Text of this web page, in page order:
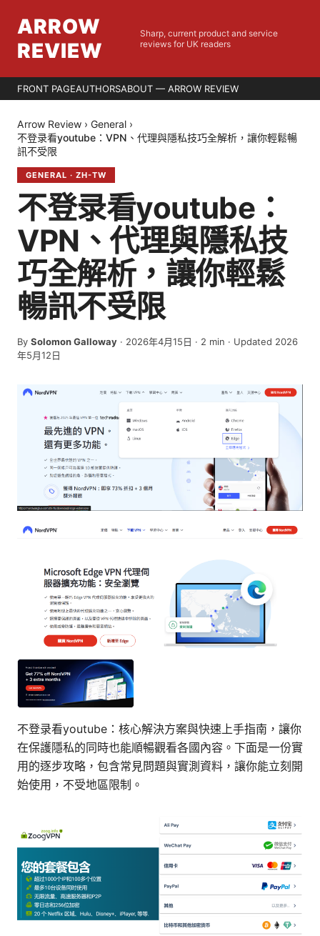
ARROW
REVIEW
Sharp, current product and service
reviews for UK readers
FRONT PAGEAUTHORSABOUT — ARROW REVIEW
Arrow Review › General ›
不登录看youtube：VPN、代理與隱私技巧全解析，讓你輕鬆暢
訊不受限
GENERAL · ZH-TW
不登录看youtube：
VPN、代理與隱私技
巧全解析，讓你輕鬆
暢訊不受限
By Solomon Galloway · 2026年4月15日 · 2 min · Updated 2026
年5月12日
不登录看youtube：核心解決方案與快速上手指南，讓你
在保護隱私的同時也能順暢觀看各國內容。下面是一份實
用的逐步攻略，包含常見問題與實測資料，讓你能立刻開
始使用，不受地區限制。